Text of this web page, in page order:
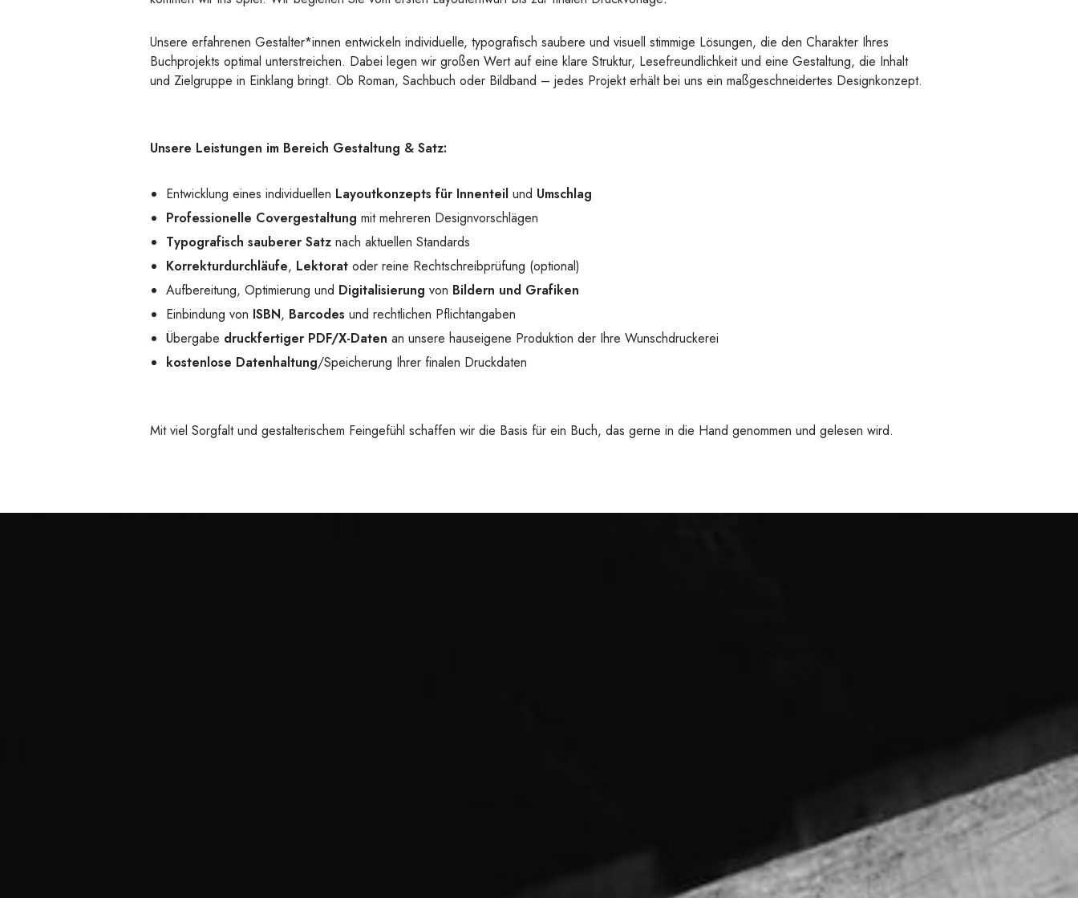
Unsere erfahrenen Gestalter*innen entwickeln individuelle, typografisch saubere und visuell stimmige Lösungen, die den Charakter Ihres
Buchprojekts optimal unterstreichen. Dabei legen wir großen Wert auf eine klare Struktur, Lesefreundlichkeit und eine Gestaltung, die Inhalt
und Zielgruppe in Einklang bringt. Ob Roman, Sachbuch oder Bildband – jedes Projekt erhält bei uns ein maßgeschneidertes Designkonzept.
Unsere Leistungen im Bereich Gestaltung & Satz:
Entwicklung eines individuellen Layoutkonzepts für Innenteil und Umschlag
Professionelle Covergestaltung mit mehreren Designvorschlägen
Typografisch sauberer Satz nach aktuellen Standards
Korrekturdurchläufe, Lektorat oder reine Rechtschreibprüfung (optional)
Aufbereitung, Optimierung und Digitalisierung von Bildern und Grafiken
Einbindung von ISBN, Barcodes und rechtlichen Pflichtangaben
Übergabe druckfertiger PDF/X-Daten an unsere hauseigene Produktion der Ihre Wunschdruckerei
kostenlose Datenhaltung/Speicherung Ihrer finalen Druckdaten
Mit viel Sorgfalt und gestalterischem Feingefühl schaffen wir die Basis für ein Buch, das gerne in die Hand genommen und gelesen wird.